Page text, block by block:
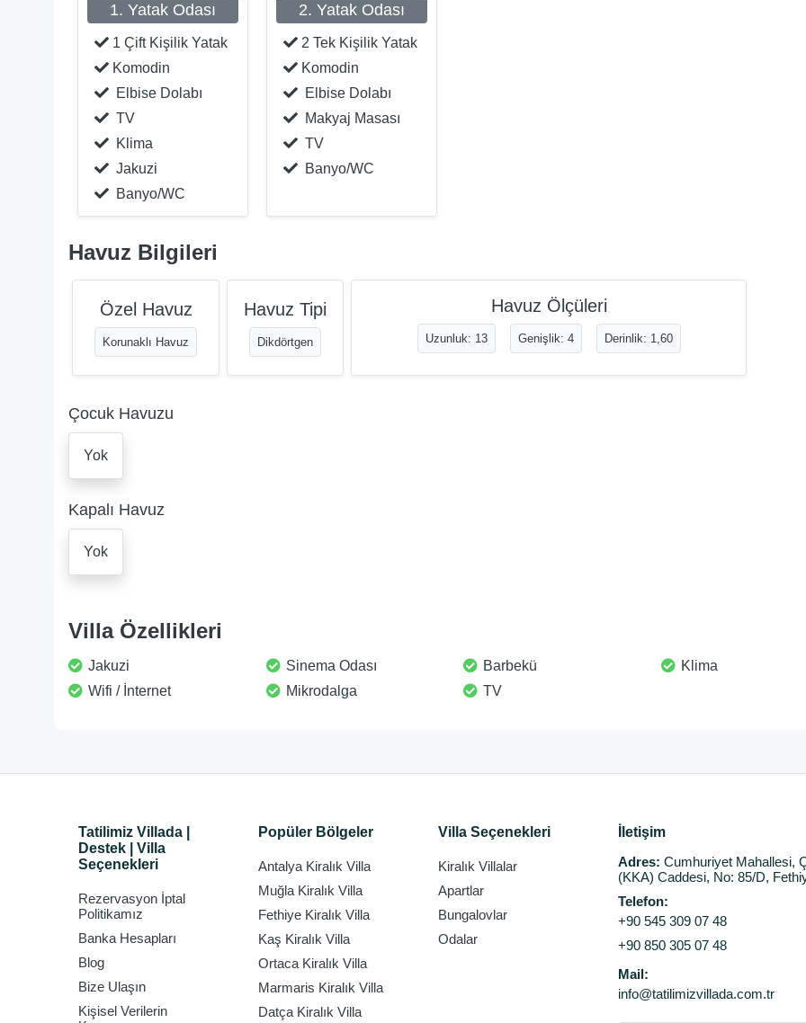
1. Yatak Odası
1 Çift Kişilik Yatak
Komodin
Elbise Dolabı
TV
Klima
Jakuzi
Banyo/WC
2. Yatak Odası
2 Tek Kişilik Yatak
Komodin
Elbise Dolabı
Makyaj Masası
TV
Banyo/WC
Havuz Bilgileri
Özel Havuz
Korunaklı Havuz
Havuz Tipi
Dikdörtgen
Havuz Ölçüleri
Uzunluk: 13 Genişlik: 4 Derinlik: 1,60
Çocuk Havuzu
Yok
Kapalı Havuz
Yok
Villa Özellikleri
Jakuzi Sinema Odası Barbekü
Klima
Wifi / İnternet
Mikrodalga TV
Tatilimiz Villada |
Destek | Villa
Seçenekleri
Rezervasyon İptal
Politikamız
Banka Hesapları
Blog
Bize Ulaşın
Kişisel Verilerin
Popüler Bölgeler
Antalya Kiralık Villa
Muğla Kiralık Villa
Fethiye Kiralık Villa
Kaş Kiralık Villa
Ortaca Kiralık Villa
Marmaris Kiralık Villa
Datça Kiralık Villa
Villa Seçenekleri
Kiralık Villalar
Apartlar
Bungalovlar
Odalar
İletişim
Adres: Cumhuriyet Mahallesi,
(KKA) Caddesi, No: 85/D,
Telefon:
+90 545 309 07 48
+90 850 305 07 48
Mail:
info@tatilimizvillada.com.tr